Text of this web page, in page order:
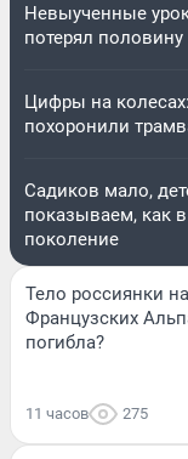
Невыученные
потерял
Цифры на
похоронили
Садиков мало,
показываем, как
поколение
Тело россиянки
Французских
погибла?
11 часов 275